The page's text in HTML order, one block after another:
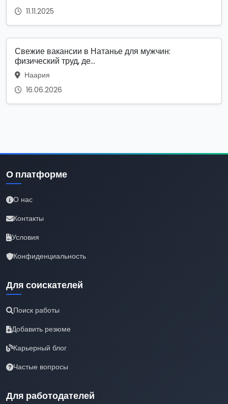
11.11.2025
Свежие вакансии в Натанье для мужчин:
физический труд, де...
Наария
16.06.2026
О платформе
О нас
Контакты
Условия
Конфиденциальность
Для соискателей
Поиск работы
Добавить резюме
Карьерный блог
Частые вопросы
Для работодателей